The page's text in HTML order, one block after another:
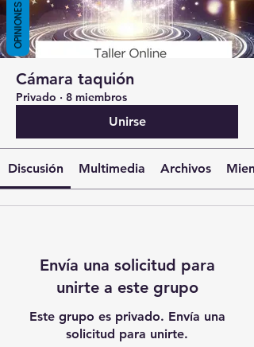
Cámara taquión
Privado · 8 miembros
Unirse
Discusión Multimedia Archivos
Envía una solicitud para
unirte a este grupo
Este grupo es privado. Envía una
solicitud para unirte.
OPINIONES